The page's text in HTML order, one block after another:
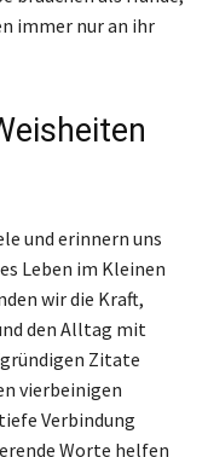
immer nur an ihr
und erinnern uns
Leben im Kleinen
wir die Kraft,
den Alltag mit
Zitate
vierbeinigen
Verbindung
Worte helfen